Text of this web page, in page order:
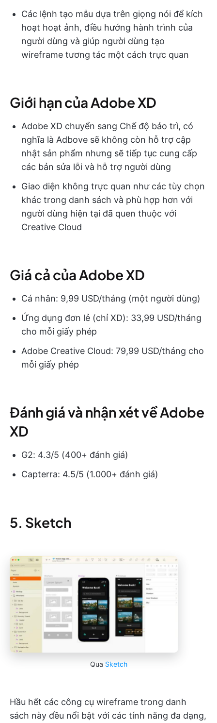
Các lệnh tạo mẫu dựa trên giọng nói để kích
hoạt hoạt ảnh, điều hướng hành trình của
người dùng và giúp người dùng tạo
wireframe tương tác một cách trực quan
Giới hạn của Adobe XD
Adobe XD chuyển sang Chế độ bảo trì, có
nghĩa là Adbove sẽ không còn hỗ trợ cập
nhật sản phẩm nhưng sẽ tiếp tục cung cấp
các bản sửa lỗi và hỗ trợ người dùng
Giao diện không trực quan như các tùy chọn
khác trong danh sách và phù hợp hơn với
người dùng hiện tại đã quen thuộc với
Creative Cloud
Giá cả của Adobe XD
Cá nhân: 9,99 USD/tháng (một người dùng)
Ứng dụng đơn lẻ (chỉ XD): 33,99 USD/tháng
cho mỗi giấy phép
Adobe Creative Cloud: 79,99 USD/tháng cho
mỗi giấy phép
Đánh giá và nhận xét về Adobe
XD
G2: 4.3/5 (400+ đánh giá)
Capterra: 4.5/5 (1.000+ đánh giá)
5. Sketch
Qua Sketch
Hầu hết các công cụ wireframe trong danh
sách này đều nổi bật với các tính năng đa dạng,